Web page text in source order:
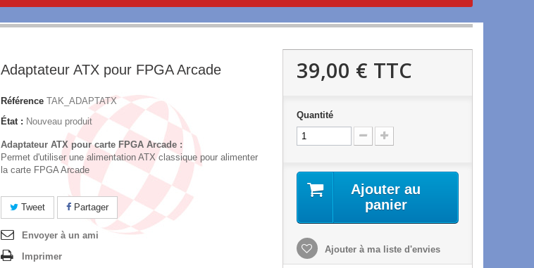
Adaptateur ATX pour FPGA Arcade
Référence TAK_ADAPTATX
État : Nouveau produit
Adaptateur ATX pour carte FPGA Arcade :
Permet d'utiliser une alimentation ATX classique pour alimenter
la carte FPGA Arcade
Tweet Partager
Envoyer à un ami
Imprimer
39,00 € TTC
Quantité
Ajouter au
panier
Ajouter à ma liste d'envies